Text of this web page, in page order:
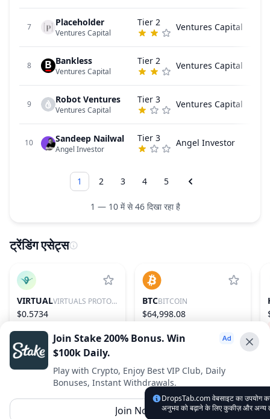
7 Placeholder
Ventures Capital
Tier 2 Ventures Capital
8 Bankless
Ventures Capital
Tier 2 Ventures Capital
9 Robot Ventures
Ventures Capital
Tier 3 Ventures Capital
10 Sandeep Nailwal
Angel Investor
Tier 3 Angel Investor
1 2 3 4 5
1 — 10 में से 46 दिखा रहा है
ट्रेंडिंग एसेट्स
VIRTUAL VIRTUALS PROTOCOL
$0.5734
BTCBITCOIN
$64,998.08
Advertise With Us ⭐️
Interested in advertising? Reach us out
DropsTab.comDropsTab.com वेबसाइट का उपयोग
अनुभव को बढ़ाने के लिए कुकीज़ और अन्य
Join Stake 200% Bonus. Win
$100k Daily.
Play with Crypto, Enjoy Best VIP Club, Daily
Bonuses, Instant Withdrawals.
Join Now